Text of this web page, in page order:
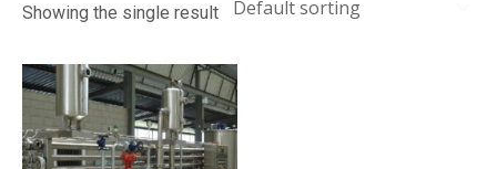
Showing the single result